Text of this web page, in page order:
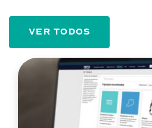
VER TODOS